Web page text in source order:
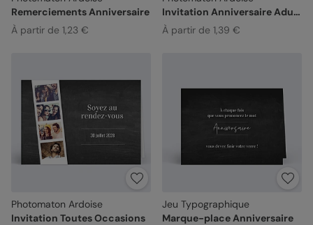
Remerciements Anniversaire
À partir de 1,23 €
Invitation Anniversaire Adulte
À partir de 1,39 €
Photomaton Ardoise
Invitation Toutes Occasions
Jeu Typographique
Marque-place Anniversaire